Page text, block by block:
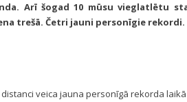
Arī šogad 10 mūsu vieglatlētu
trešā. Četri jauni personīgie rekordi.
distanci veica jauna personīgā rekorda laikā